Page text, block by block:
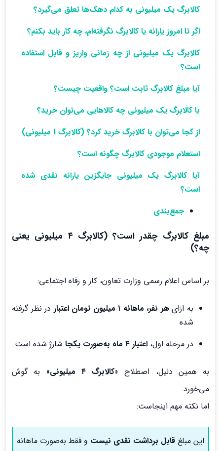
کالابرگ یک میلیونی به کدام دهک‌ها تعلق می‌گیرد؟
اگر تا امروز یارانه یا کالابرگ نگرفته‌ام، چه کار باید بکنم؟
کالابرگ یک میلیونی از چه زمانی واریز و قابل استفاده
است؟
آیا مبلغ کالابرگ ثابت است؟ واقعیت چیست؟
با کالابرگ یک میلیونی چه کالاهایی می‌توان خرید؟
از کجا می‌توان با کالابرگ خرید کرد؟ (کالابرگ 1 میلیونی)
استعلام موجودی کالابرگ چگونه است؟
آیا کالابرگ یک میلیونی جایگزین یارانه نقدی شده
است؟
جمع‌بندی
مبلغ کالابرگ چقدر است؟ (کالابرگ ۴ میلیونی یعنی
چه؟)
بر اساس اعلام رسمی وزارت تعاون، کار و رفاه اجتماعی:
به ازایهر نفر، ماهانه ۱ میلیون تومان اعتبار
در نظر گرفته
شده
در مرحله اول، اعتبار ۴ ماه به‌صورت یکجا شارژ شده است
به همین دلیل، اصطلاح «کالابرگ ۴ میلیونی
» به گوش
می‌خورد.
اما نکته مهم اینجاست:
این مبلغ قابل برداشت نقدی نیست و فقط به‌صورت ماهانه